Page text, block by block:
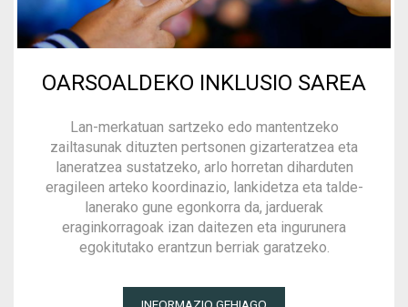
OARSOALDEKO INKLUSIO SAREA
Lan-merkatuan sartzeko edo mantentzeko
zailtasunak dituzten pertsonen gizarteratzea eta
laneratzea sustatzeko, arlo horretan diharduten
eragileen arteko koordinazio, lankidetza eta talde-
lanerako gune egonkorra da, jarduerak
eraginkorragoak izan daitezen eta ingurunera
egokitutako erantzun berriak garatzeko.